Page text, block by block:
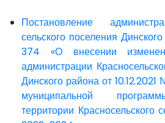
Постановление
сельского поселения
374 «О внесении
администрации
Динского района от
муниципальной
территории Красносельского